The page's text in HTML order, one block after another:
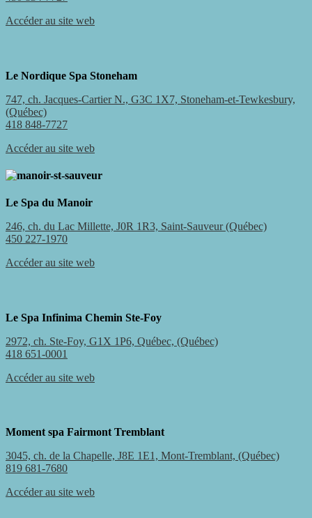
Accéder au site web
Le Nordique Spa Stoneham
747, ch. Jacques-Cartier N., G3C 1X7, Stoneham-et-Tewkesbury,
(Québec)
418 848-7727
Accéder au site web
Le Spa du Manoir
246, ch. du Lac Millette, J0R 1R3, Saint-Sauveur (Québec)
450 227-1970
Accéder au site web
Le Spa Infinima Chemin Ste-Foy
2972, ch. Ste-Foy, G1X 1P6, Québec, (Québec)
418 651-0001
Accéder au site web
Moment spa Fairmont Tremblant
3045, ch. de la Chapelle, J8E 1E1, Mont-Tremblant, (Québec)
819 681-7680
Accéder au site web